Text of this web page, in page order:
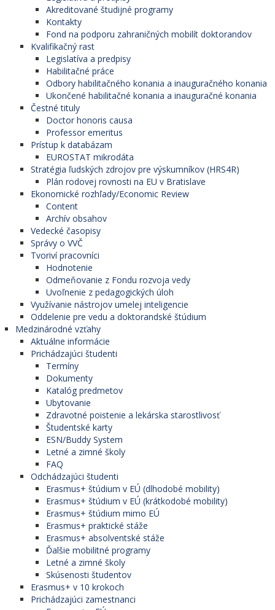
Akreditované študijné programy
Kontakty
Fond na podporu zahraničných mobilít doktorandov
Kvalifikačný rast
Legislatíva a predpisy
Habilitačné práce
Odbory habilitačného konania a inauguračného konania
Ukončené habilitačné konania a inauguračné konania
Čestné tituly
Doctor honoris causa
Professor emeritus
Prístup k databázam
EUROSTAT mikrodáta
Stratégia ľudských zdrojov pre výskumníkov (HRS4R)
Plán rodovej rovnosti na EU v Bratislave
Ekonomické rozhľady/Economic Review
Content
Archív obsahov
Vedecké časopisy
Správy o VVČ
Tvoriví pracovníci
Hodnotenie
Odmeňovanie z Fondu rozvoja vedy
Uvoľnenie z pedagogických úloh
Využívanie nástrojov umelej inteligencie
Oddelenie pre vedu a doktorandské štúdium
Medzinárodné vzťahy
Aktuálne informácie
Prichádzajúci študenti
Termíny
Dokumenty
Katalóg predmetov
Ubytovanie
Zdravotné poistenie a lekárska starostlivosť
Študentské karty
ESN/Buddy System
Letné a zimné školy
FAQ
Odchádzajúci študenti
Erasmus+ štúdium v EÚ (dlhodobé mobility)
Erasmus+ štúdium v EÚ (krátkodobé mobility)
Erasmus+ štúdium mimo EÚ
Erasmus+ praktické stáže
Erasmus+ absolventské stáže
Ďalšie mobilitné programy
Letné a zimné školy
Skúsenosti študentov
Erasmus+ v 10 krokoch
Prichádzajúci zamestnanci